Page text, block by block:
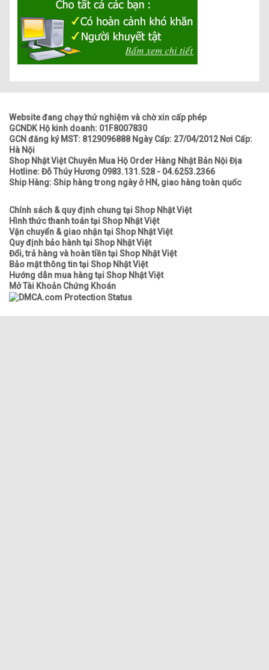
Website đang chạy thử nghiệm và chờ xin cấp phép
GCNDK Hộ kinh doanh: 01F8007830
GCN đăng ký MST: 8129096888 Ngày Cấp: 27/04/2012 Nơi Cấp:
Hà Nội
Shop Nhật Việt Chuyên Mua Hộ Order Hàng Nhật Bản Nội Địa
Hotline: Đỗ Thúy Hương 0983.131.528 - 04.6253.2366
Ship Hàng: Ship hàng trong ngày ở HN, giao hàng toàn quốc
Chính sách & quy định chung tại Shop Nhật Việt
Hình thức thanh toán tại Shop Nhật Việt
Vận chuyển & giao nhận tại Shop Nhật Việt
Quy định bảo hành tại Shop Nhật Việt
Đổi, trả hàng và hoàn tiền tại Shop Nhật Việt
Bảo mật thông tin tại Shop Nhật Việt
Hướng dẫn mua hàng tại Shop Nhật Việt
Mở Tài Khoản Chứng Khoán